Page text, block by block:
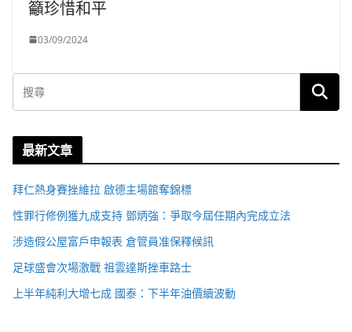
籲珍惜和平
03/09/2024
最新文章
拜仁熱身賽挫維拉 啟德主場館奪錦標
性罪行修例獲九成支持 鄧炳強：爭取今屆任期內完成立法
涉造假公屋富戶申報表 倉管員准保釋候訊
足球盛會次場激戰 祖雲達斯挫車路士
上半年純利大增七成 國泰：下半年油價續波動